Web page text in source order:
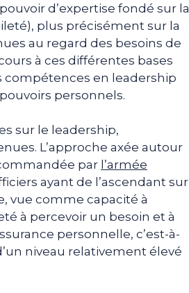
d’expertise fondé sur la
plus précisément sur la
au regard des besoins de
à ces différentes bases
compétences en leadership
personnels.
sur le leadership,
L’approche axée autour
par l’armée
ayant de l’ascendant sur
vue comme capacité à
à percevoir un besoin et à
personnelle, c’est-à-
niveau relativement élevé